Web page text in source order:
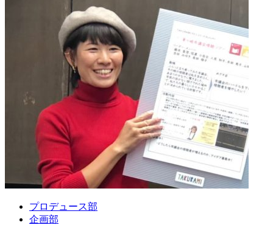
プロデュース部
企画部